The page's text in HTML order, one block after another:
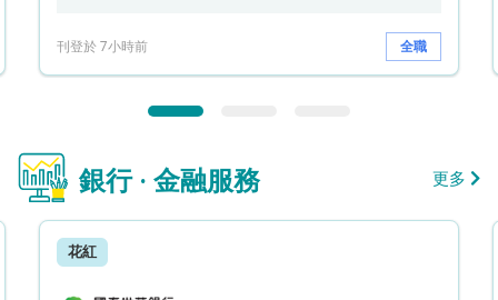
刊登於 7小時前 全職
銀行 · 金融服務 更多
花紅